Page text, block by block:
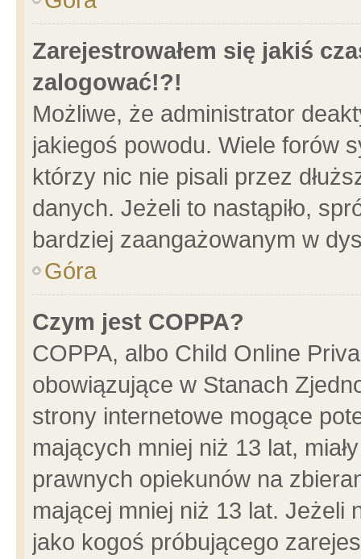
Zarejestrowałem się jakiś
zalogować!?!
Możliwe, że administrator
jakiegoś powodu. Wiele forów
którzy nic nie pisali przez
danych. Jeżeli to nastąpiło,
bardziej zaangażowanym w
Góra
Czym jest COPPA?
COPPA, albo Child Online
obowiązujące w Stanach
strony internetowe mogące
mających mniej niż 13 lat,
prawnych opiekunów na
mającej mniej niż 13 lat. Jeżeli
jako kogoś próbującego